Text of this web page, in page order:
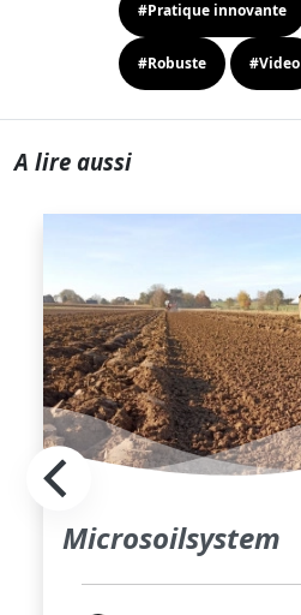
#Pratique innovante
#Robuste #Video
A lire aussi
Microsoilsystem